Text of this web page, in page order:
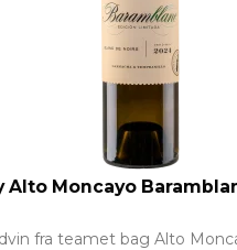
Alto Moncayo
fra teamet bag Alto